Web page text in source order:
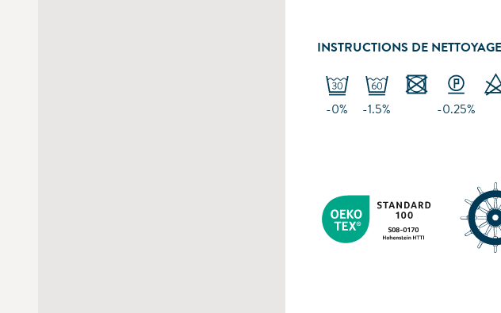
INSTRUCTIONS DE NETTOYAGE
-0% -1.5% -0.25%